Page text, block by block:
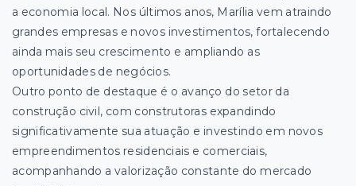
a economia local. Nos últimos anos, Marília vem atraindo
grandes empresas e novos investimentos, fortalecendo
ainda mais seu crescimento e ampliando as
oportunidades de negócios.
Outro ponto de destaque é o avanço do setor da
construção civil, com construtoras expandindo
significativamente sua atuação e investindo em novos
empreendimentos residenciais e comerciais,
acompanhando a valorização constante do mercado